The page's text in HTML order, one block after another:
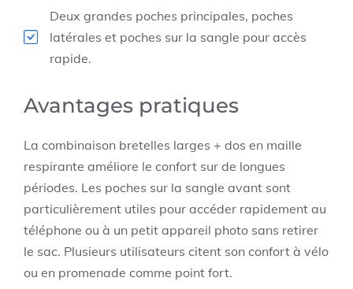
Deux grandes poches principales, poches
latérales et poches sur la sangle pour accès
rapide.
Avantages pratiques
La combinaison bretelles larges + dos en maille
respirante améliore le confort sur de longues
périodes. Les poches sur la sangle avant sont
particulièrement utiles pour accéder rapidement au
téléphone ou à un petit appareil photo sans retirer
le sac. Plusieurs utilisateurs citent son confort à vélo
ou en promenade comme point fort.